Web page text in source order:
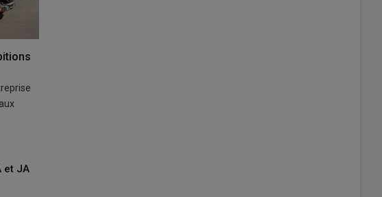
et JA